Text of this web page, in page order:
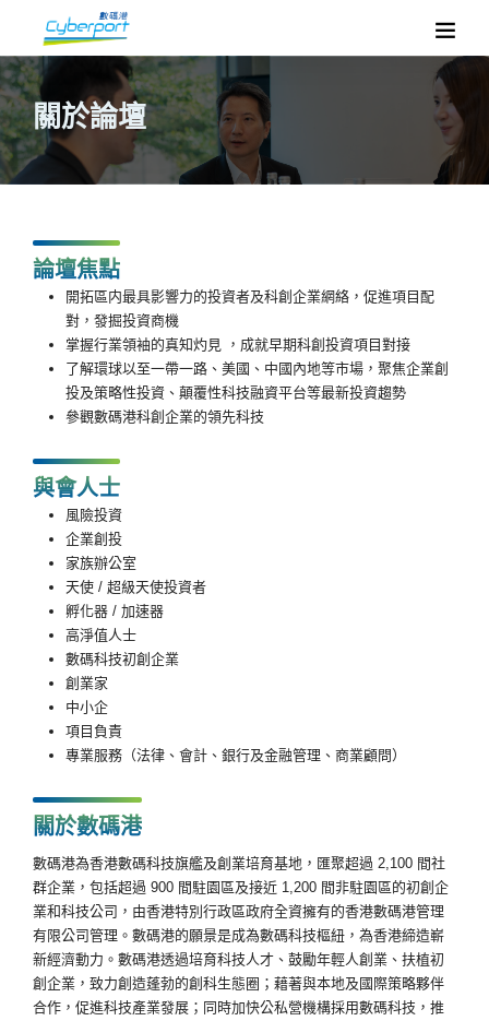
關於論壇
論壇焦點
開拓區内最具影響力的投資者及科創企業網絡，促進項目配
對，發掘投資商機
掌握行業領袖的真知灼見 ，成就早期科創投資項目對接
了解環球以至一帶一路、美國、中國內地等市場，聚焦企業創
投及策略性投資、顛覆性科技融資平台等最新投資趨勢
參觀數碼港科創企業的領先科技
與會人士
風險投資
企業創投
家族辦公室
天使 / 超級天使投資者
孵化器 / 加速器
高淨值人士
數碼科技初創企業
創業家
中小企
項目負責
專業服務（法律、會計、銀行及金融管理、商業顧問）
關於數碼港
數碼港為香港數碼科技旗艦及創業培育基地，匯聚超過 2,100 間社
群企業，包括超過 900 間駐園區及接近 1,200 間非駐園區的初創企
業和科技公司，由香港特別行政區政府全資擁有的香港數碼港管理
有限公司管理。數碼港的願景是成為數碼科技樞紐，為香港締造嶄
新經濟動力。數碼港透過培育科技人才、鼓勵年輕人創業、扶植初
創企業，致力創造蓬勃的創科生態圈；藉著與本地及國際策略夥伴
合作，促進科技產業發展；同時加快公私營機構採用數碼科技，推